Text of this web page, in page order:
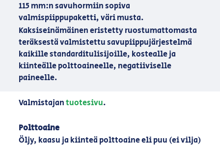
115 mm:n savuhormiin sopiva
valmispiippupaketti, väri musta.
Kaksiseinämäinen eristetty ruostumattomasta
teräksestä valmistettu savupiippujärjestelmä
kaikille standarditulisijoille, kostealle ja
kiinteälle polttoaineelle, negatiiviselle
paineelle.
Valmistajantuotesivu.
Polttoaine
Öljy, kaasu ja kiinteä polttoaine eli puu (ei vilja)